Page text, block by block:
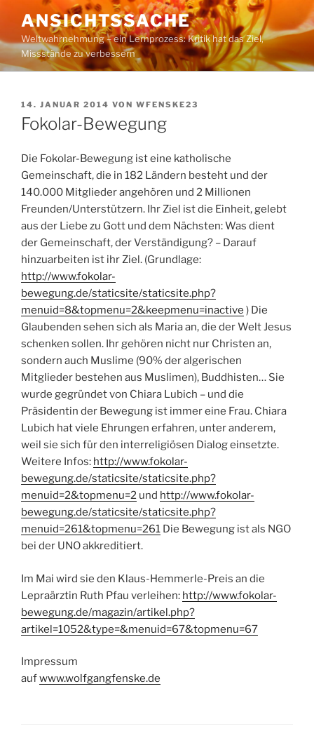
Inhalt
springen
ANSICHTSSACHE
Weltwahrnehmung – ein Lernprozess: Kritik hat das Ziel,
Missstände zu verbessern
VERÖFFENTLICHT
AM
14. JANUAR 2014 VON WFENSKE23
Fokolar-Bewegung
Die Fokolar-Bewegung ist eine katholische
Gemeinschaft, die in 182 Ländern besteht und der
140.000 Mitglieder angehören und 2 Millionen
Freunden/Unterstützern. Ihr Ziel ist die Einheit, gelebt
aus der Liebe zu Gott und dem Nächsten: Was dient
der Gemeinschaft, der Verständigung? – Darauf
hinzuarbeiten ist ihr Ziel. (Grundlage:
http://www.fokolar-
bewegung.de/staticsite/staticsite.php?
menuid=8&topmenu=2&keepmenu=inactive ) Die
Glaubenden sehen sich als Maria an, die der Welt Jesus
schenken sollen. Ihr gehören nicht nur Christen an,
sondern auch Muslime (90% der algerischen
Mitglieder bestehen aus Muslimen), Buddhisten… Sie
wurde gegründet von Chiara Lubich – und die
Präsidentin der Bewegung ist immer eine Frau. Chiara
Lubich hat viele Ehrungen erfahren, unter anderem,
weil sie sich für den interreligiösen Dialog einsetzte.
Weitere Infos: http://www.fokolar-
bewegung.de/staticsite/staticsite.php?
menuid=2&topmenu=2 und http://www.fokolar-
bewegung.de/staticsite/staticsite.php?
menuid=261&topmenu=261 Die Bewegung ist als NGO
bei der UNO akkreditiert.
Im Mai wird sie den Klaus-Hemmerle-Preis an die
Lepraärztin Ruth Pfau verleihen: http://www.fokolar-
bewegung.de/magazin/artikel.php?
artikel=1052&type=&menuid=67&topmenu=67
Impressum
aufwww.wolfgangfenske.de